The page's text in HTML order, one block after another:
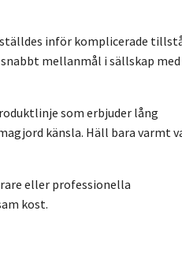
inför komplicerade
mellanmål i sällskap med
som erbjuder lång
känsla. Häll bara varmt
eller professionella
kost.